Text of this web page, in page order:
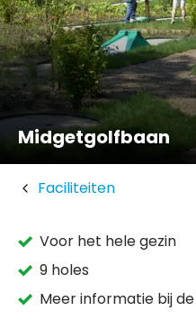
Midgetgolfbaan
Faciliteiten
Voor het hele gezin
9 holes
Meer informatie bij